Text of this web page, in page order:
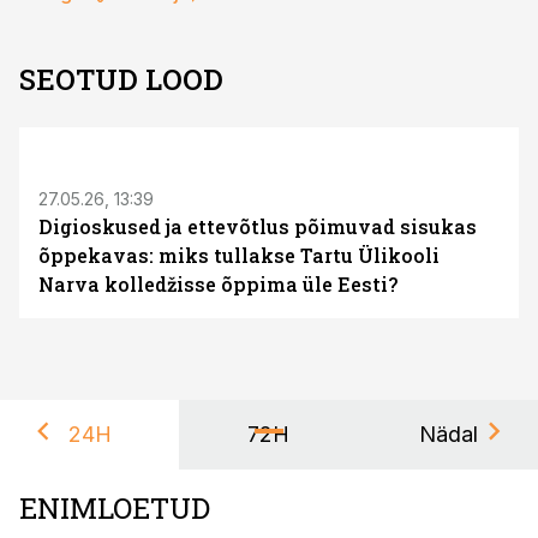
SEOTUD LOOD
27.05.26, 13:39
Digioskused ja ettevõtlus põimuvad sisukas
õppekavas: miks tullakse Tartu Ülikooli
Narva kolledžisse õppima üle Eesti?
24H 72H Nädal
ENIMLOETUD